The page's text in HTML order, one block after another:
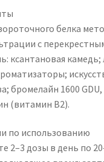
белка
с
ксантановая
бромелайн 1600
(витамин B2).
по использованию
2–3 дозы в день по